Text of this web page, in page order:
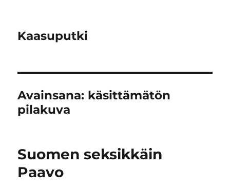
Kaasuputki
Avainsana: käsittämätön
pilakuva
Suomen seksikkäin
Paavo